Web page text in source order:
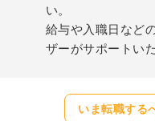
い。
給与や入職日など
ザーがサポートい
いま転職する